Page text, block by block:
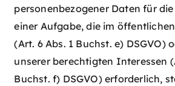
personenbezogener Daten für
einer Aufgabe, die im
(Art. 6 Abs. 1 Buchst. e) DSGVO)
unserer berechtigten Interessen
Buchst. f) DSGVO) erforderlich,